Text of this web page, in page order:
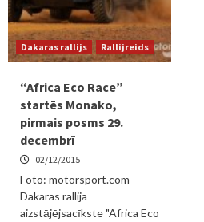
Dakaras rallijs Rallijreids
“Africa Eco Race”
startēs Monako,
pirmais posms 29.
decembrī
02/12/2015
Foto: motorsport.com
Dakaras rallija
aizstājējsacīkste "Africa Eco